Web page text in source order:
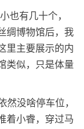
也有几十个，
绸博物馆后，我
里主要展示的内
类似，只是体量
没啥停车位，
着小睿，穿过马